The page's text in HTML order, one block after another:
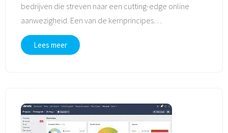
bedrijven die streven naar een cutting-edge online
aanwezigheid. Een van de kernprincipes
Lees meer